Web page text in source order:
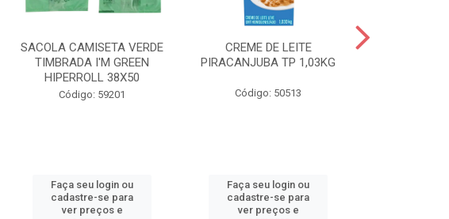
SACOLA CAMISETA VERDE
TIMBRADA I'M GREEN
HIPERROLL 38X50
Código: 59201
Faça seu login ou
cadastre-se para
ver preços e
CREME DE LEITE
PIRACANJUBA TP 1,03KG
Código: 50513
Faça seu login ou
cadastre-se para
ver preços e